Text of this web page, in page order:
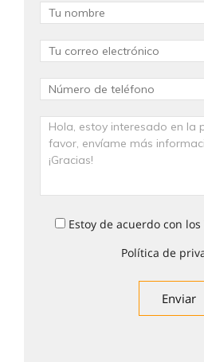
Estoy de acuerdo con los
Política de